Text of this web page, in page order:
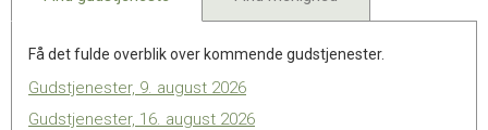
Få det fulde overblik over kommende gudstjenester.
Gudstjenester, 9. august 2026
Gudstjenester, 16. august 2026